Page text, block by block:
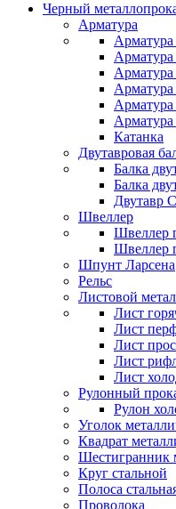
Черный
Арматура
Катанка
Двутавровая
Балка
Балка
Двутавр
Швеллер
Швеллер
Швеллер
Шпунт Ларсена
Рельс
Листовой
Лист
Лист
Лист
Лист
Лист
Рулонный
Рулон
Уголок
Квадрат
Шестигранник
Круг стальной
Полоса
Проволока